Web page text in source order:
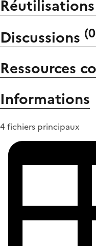
Discussions (0
Ressources
Informations
4 fichiers principaux